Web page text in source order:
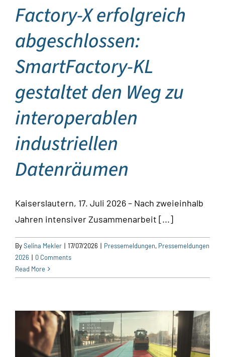
Factory-X erfolgreich
abgeschlossen:
SmartFactory-KL
gestaltet den Weg zu
interoperablen
industriellen
Datenräumen
Kaiserslautern, 17. Juli 2026 – Nach zweieinhalb
Jahren intensiver Zusammenarbeit [...]
BySelina Mekler | 17/07/2026 | Pressemeldungen, Pressemeldungen
2026 | 0 Comments
Read More